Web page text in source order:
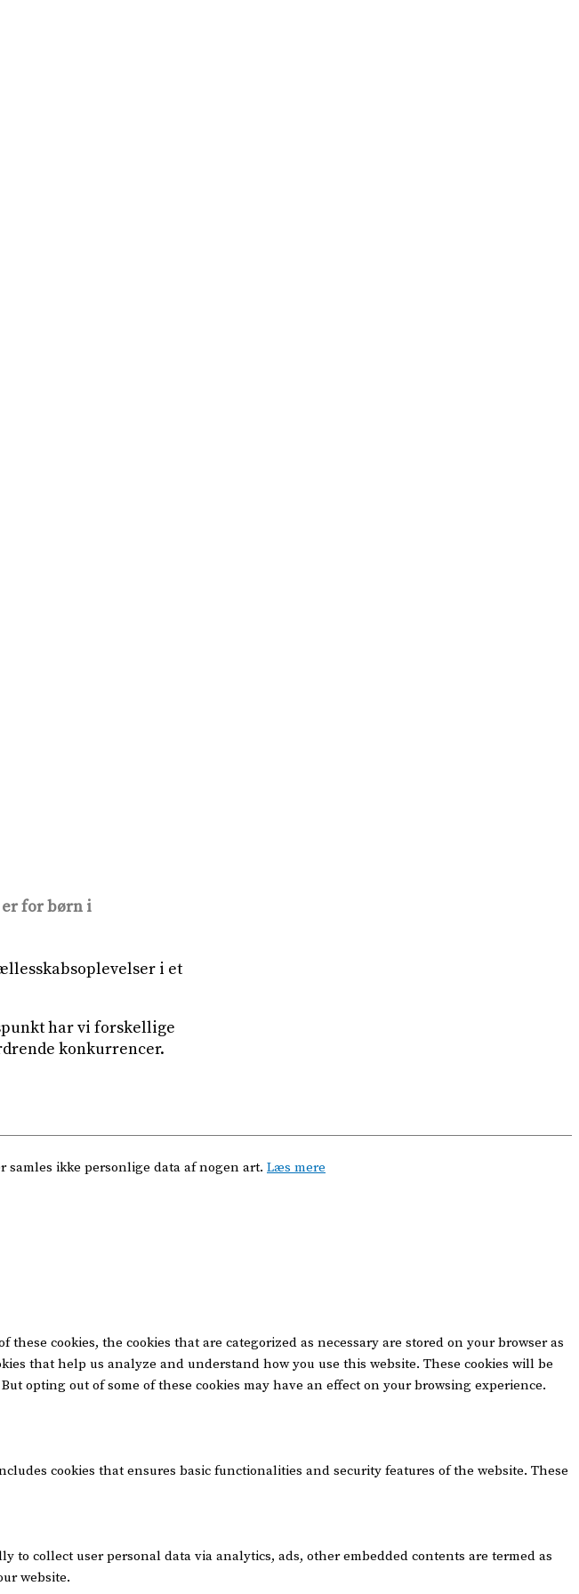
er for børn i
i et
har vi forskellige
konkurrencer.
samles ikke personlige data af nogen art. Læs mere
cookies, the cookies that are categorized as necessary are stored on your browser as
that help us analyze and understand how you use this website. These cookies will be
opting out of some of these cookies may have an effect on your browsing experience.
cookies that ensures basic functionalities and security features of the website. These
collect user personal data via analytics, ads, other embedded contents are termed as
website.